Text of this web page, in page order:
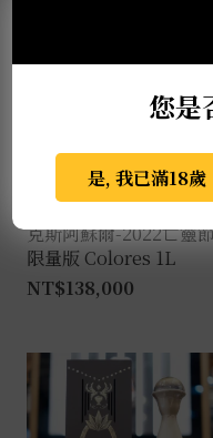
克斯阿蘇爾-2022亡靈
限量版 Colores 1L
NT$138,000
您是
是, 我已滿18歲